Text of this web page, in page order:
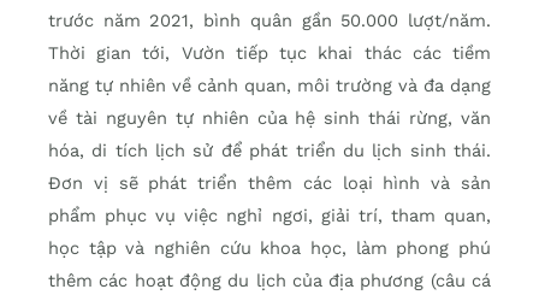
trước năm 2021, bình quân gần 50.000 lượt/năm.
Thời gian tới, Vườn tiếp tục khai thác các tiềm
năng tự nhiên về cảnh quan, môi trường và đa dạng
về tài nguyên tự nhiên của hệ sinh thái rừng, văn
hóa, di tích lịch sử để phát triển du lịch sinh thái.
Đơn vị sẽ phát triển thêm các loại hình và sản
phẩm phục vụ việc nghỉ ngơi, giải trí, tham quan,
học tập và nghiên cứu khoa học, làm phong phú
thêm các hoạt động du lịch của địa phương (câu cá